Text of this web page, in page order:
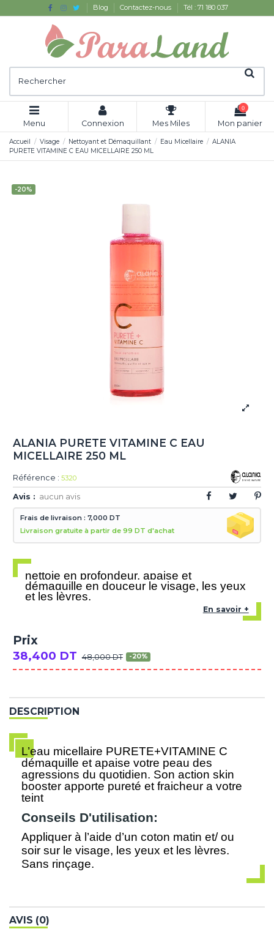
Blog Contactez-nous Tél : 71 180 037
Menu Connexion Mes Miles
0
Mon panier
Accueil Visage Nettoyant et Démaquillant Eau Micellaire
ALANIA
PURETE VITAMINE C EAU MICELLAIRE 250 ML
-20%
ALANIA PURETE VITAMINE C EAU
MICELLAIRE 250 ML
Référence : 5320
Avis : aucun avis
Frais de livraison : 7,000 DT
Livraison gratuite à partir de 99 DT d'achat
nettoie en profondeur, apaise et
démaquille en douceur le visage, les yeux
et les lèvres.
En savoir +
Prix
38,400 DT 48,000 DT -20%
DESCRIPTION
L’eau micellaire PURETE+VITAMINE C
démaquille et apaise votre peau des
agressions du quotidien. Son action skin
booster apporte pureté et fraicheur a votre
teint
Conseils D'utilisation:
Appliquer à l’aide d’un coton matin et/ ou
soir sur le visage, les yeux et les lèvres.
Sans rinçage.
AVIS (0)